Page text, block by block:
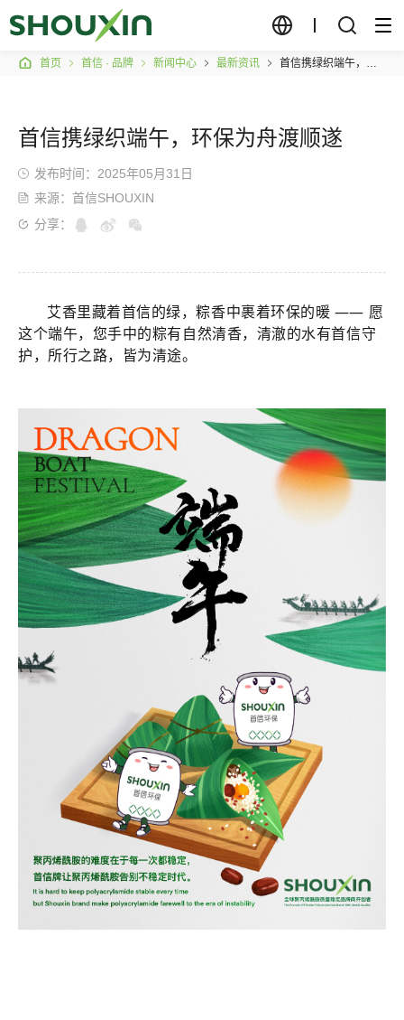
首页 首信 · 品牌 新闻中心 最新资讯 首信携绿织端午，环保为舟渡顺遂
首信携绿织端午，环保为舟渡顺遂
发布时间：2025年05月31日
来源：首信SHOUXIN
分享：
艾香里藏着首信的绿，粽香中裹着环保的暖 —— 愿
这个端午，您手中的粽有自然清香，清澈的水有首信守
护，所行之路，皆为清途。